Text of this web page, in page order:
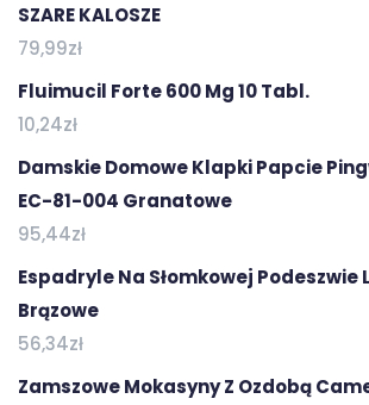
SZARE KALOSZE
79,99zł
Fluimucil Forte 600 Mg 10 Tabl.
10,24zł
Damskie Domowe Klapki Papcie
EC-81-004 Granatowe
95,44zł
Espadryle Na Słomkowej Podeszwie
Brązowe
56,34zł
Zamszowe Mokasyny Z Ozdobą